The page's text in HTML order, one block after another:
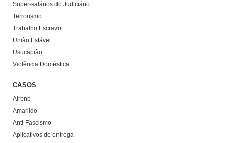
Super-salários do Judiciário
Terrorismo
Trabalho Escravo
União Estável
Usucapião
Violência Doméstica
CASOS
Airbnb
Amarildo
Anti-Fascismo
Aplicativos de entrega